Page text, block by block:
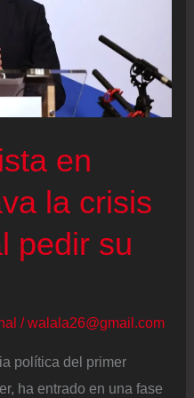
en
la crisis
pedir su
/walala26@gmail.com
política del primer
ha entrado en una fase